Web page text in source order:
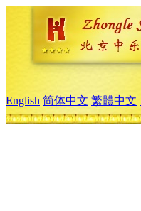
English 简体中文 繁體中文